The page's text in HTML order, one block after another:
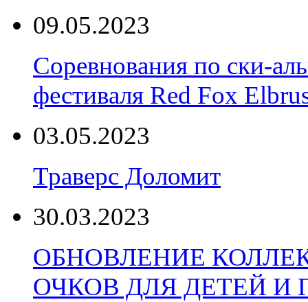
09.05.2023
Соревнования по ски-
фестиваля Red Fox
03.05.2023
Траверс Доломит
30.03.2023
ОБНОВЛЕНИЕ
ОЧКОВ ДЛЯ ДЕТЕЙ И